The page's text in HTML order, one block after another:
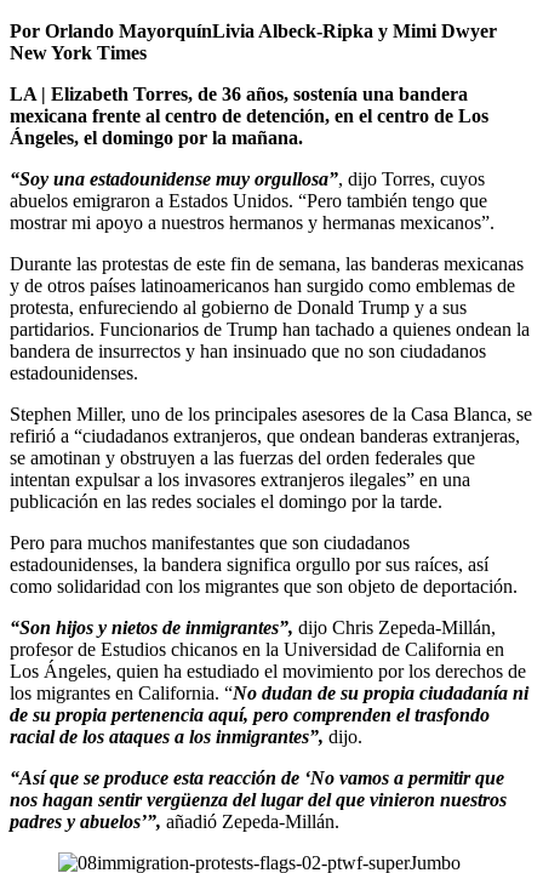
Por Orlando MayorquínLivia Albeck-Ripka y Mimi Dwyer
New York Times
LA | Elizabeth Torres, de 36 años, sostenía una bandera
mexicana frente al centro de detención, en el centro de Los
Ángeles, el domingo por la mañana.
“Soy una estadounidense muy orgullosa”, dijo Torres, cuyos
abuelos emigraron a Estados Unidos. “Pero también tengo que
mostrar mi apoyo a nuestros hermanos y hermanas mexicanos”.
Durante las protestas de este fin de semana, las banderas mexicanas
y de otros países latinoamericanos han surgido como emblemas de
protesta, enfureciendo al gobierno de Donald Trump y a sus
partidarios. Funcionarios de Trump han tachado a quienes ondean la
bandera de insurrectos y han insinuado que no son ciudadanos
estadounidenses.
Stephen Miller, uno de los principales asesores de la Casa Blanca, se
refirió a “ciudadanos extranjeros, que ondean banderas extranjeras,
se amotinan y obstruyen a las fuerzas del orden federales que
intentan expulsar a los invasores extranjeros ilegales” en una
publicación en las redes sociales el domingo por la tarde.
Pero para muchos manifestantes que son ciudadanos
estadounidenses, la bandera significa orgullo por sus raíces, así
como solidaridad con los migrantes que son objeto de deportación.
“Son hijos y nietos de inmigrantes”, dijo Chris Zepeda-Millán,
profesor de Estudios chicanos en la Universidad de California en
Los Ángeles, quien ha estudiado el movimiento por los derechos de
los migrantes en California. “No dudan de su propia ciudadanía ni
de su propia pertenencia aquí, pero comprenden el trasfondo
racial de los ataques a los inmigrantes”, dijo.
“Así que se produce esta reacción de ‘No vamos a permitir que
nos hagan sentir vergüenza del lugar del que vinieron nuestros
padres y abuelos’”, añadió Zepeda-Millán.